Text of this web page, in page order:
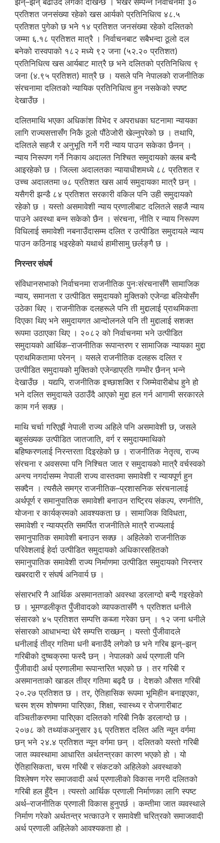
झन्–झन् बढाउँदै लगेको देखिन्छ । भर्खरै सम्पन्न निर्वाचनमा ३०
प्रतिशत जनसंख्या रहेको खस आर्यको प्रतिनिधित्व ४८.५
प्रतिशत पुगेको छ भने १४ प्रतिशत जनसंख्या रहेको दलितको
जम्मा ६.१८ प्रतिशत मात्रै । निर्वाचनबाट सबैभन्दा ठूलो दल
बनेको रास्वपाको १८२ मध्ये ९२ जना (५२.२० प्रतिशत)
प्रतिनिधित्व खस आर्यबाट मात्रै छ भने दलितको प्रतिनिधित्व ९
जना (४.९५ प्रतिशत) मात्रै छ । यसले पनि नेपालको राजनीतिक
संरचनामा दलितको न्यायिक प्रतिनिधित्व हुन नसकेको स्पष्ट
देखाउँछ ।
दलितमाथि भएका अधिकांश विभेद र अपराधका घटनामा न्यायका
लागि राज्यसत्तासँग निकै ठूलो पौंठेजोरी खेल्नुपरेको छ । तथापि,
दलितले सहजै र अनुभूति गर्ने गरी न्याय पाउन सकेका छैनन् ।
न्याय निरूपण गर्ने निकाय अदालत निश्चित समुदायको क्लब बन्दै
आइरहेको छ । जिल्ला अदालतका न्यायाधीशमध्ये ८८ प्रतिशत र
उच्च अदालतमा ७८ प्रतिशत खस आर्य समुदायका मात्रै छन् ।
यसैगरी झन्डै ८४ प्रतिशत सरकारी वकिल पनि उही समुदायको
रहेको छ । यस्तो असमावेशी न्याय प्रणालीबाट दलितले सहजै न्याय
पाउने अवस्था बन्न सकेको छैन । संरचना, नीति र न्याय निरूपण
विधिलाई समावेशी नबनाउँदासम्म दलित र उत्पीडित समुदायले न्याय
पाउन कठिनाइ भइरहेको यथार्थ हामीसामु छर्लङ्गै छ ।
निरन्तर संघर्ष
संविधानसभाको निर्वाचनमा राजनीतिक पुनःसंरचनासँगै सामाजिक
न्याय, समानता र उत्पीडित समुदायको मुक्तिको एजेन्डा बलियोसँग
उठेका थिए । राजनीतिक दलहरूले पनि ती मुद्दालाई प्राथमिकता
दिएका थिए भने समुदायगत आन्दोलनले पनि ती मुद्दालाई सशक्त
रूपमा उठाएका थिए । २०८२ को निर्वाचनमा भने उत्पीडित
समुदायको आर्थिक–राजनीतिक रूपान्तरण र सामाजिक न्यायका मुद्दा
प्राथमिकतामा परेनन् । यसले राजनीतिक दलहरू दलित र
उत्पीडित समुदायको मुक्तिको एजेन्डाप्रति गम्भीर छैनन् भन्ने
देखाउँछ । यद्यपि, राजनीतिक इच्छाशक्ति र जिम्मेवारीबोध हुने हो
भने दलित समुदायले उठाउँदै आएको मुद्दा हल गर्न आगामी सरकारले
काम गर्न सक्छ ।
माथि चर्चा गरिएझैं नेपाली राज्य अहिले पनि असमावेशी छ, जसले
बहुसंख्यक उत्पीडित जातजाति, वर्ग र समुदायमाथिको
बहिष्करणलाई निरन्तरता दिइरहेको छ । राजनीतिक नेतृत्व, राज्य
संरचना र अवसरमा पनि निश्चित जात र समुदायको मात्रै वर्चस्वको
अन्त्य नगर्दासम्म नेपाली राज्य वास्तवमा समावेशी र न्यायपूर्ण हुन
सक्दैन । त्यसैले समग्र राजनीतिक–प्रशासनिक संरचनालाई
अर्थपूर्ण र समानुपातिक समावेशी बनाउन राष्ट्रिय संकल्प, रणनीति,
योजना र कार्यक्रमको आवश्यकता छ । सामाजिक विविधता,
समावेशी र न्यायप्रति समर्पित राजनीतिले मात्रै राज्यलाई
समानुपातिक समावेशी बनाउन सक्छ । अहिलेको राजनीतिक
परिवेशलाई हेर्दा उत्पीडित समुदायको अधिकारसहितको
समानुपातिक समावेशी राज्य निर्माणमा उत्पीडित समुदायको निरन्तर
खबरदारी र संघर्ष अनिवार्य छ ।
संसारभरि नै आर्थिक असमानताको अवस्था डरलाग्दो बन्दै गइरहेको
छ । भूमण्डलीकृत पुँजीवादको व्यापकतासँगै १ प्रतिशत धनीले
संसारको ४५ प्रतिशत सम्पत्ति कब्जा गरेका छन् । १२ जना धनीले
संसारको आधाभन्दा धेरै सम्पत्ति राख्छन् । यस्तो पुँजीवादले
धनीलाई तीव्र गतिमा धनी बनाउँदै लगेको छ भने गरिब झन्–झन्
गरिबीको दुष्चक्रमा फस्दै छन् । नेपालको अर्थ प्रणाली पनि
पुँजीवादी अर्थ प्रणालीमा रूपान्तरित भएको छ । तर गरिबी र
असमानताको खाडल तीव्र गतिमा बढ्दै छ । देशको औसत गरिबी
२०.२७ प्रतिशत छ । तर, ऐतिहासिक रूपमा भूमिहीन बनाइएका,
चरम श्रम शोषणमा पारिएका, शिक्षा, स्वास्थ्य र रोजगारीबाट
वञ्चितीकरणमा पारिएका दलितको गरिबी निकै डरलाग्दो छ ।
२०७८ को तथ्यांकअनुसार ३६ प्रतिशत दलित अति न्यून वर्गमा
छन् भने २४.४ प्रतिशत न्यून वर्गमा छन् । दलितको यस्तो गरिबी
जात व्यवस्थामा आधारित अर्थतन्त्रका कारण भएको हो । यो
ऐतिहासिकता, चरम गरिबी र संकटको अहिलेको अवस्थाको
विश्लेषण गरेर समाजवादी अर्थ प्रणालीको विकास नगरी दलितको
गरिबी हल हुँदैन । त्यस्तो आर्थिक प्रणाली निर्माणका लागि स्पष्ट
अर्थ–राजनीतिक प्रणाली विकास हुनुपर्छ । कम्तीमा जात व्यवस्थाले
निर्माण गरेको अर्थतन्त्र भत्काउने र समावेशी चरित्रको समाजवादी
अर्थ प्रणाली अहिलेको आवश्यकता हो ।